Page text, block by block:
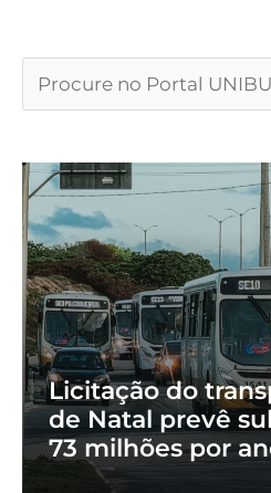
Licitação do
de Natal prevê
73 milhões por